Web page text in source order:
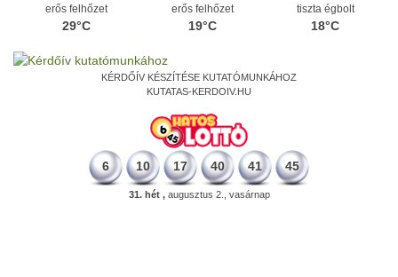
erős felhőzet
29°C
erős felhőzet
19°C
tiszta égbolt
18°C
KÉRDŐÍV KÉSZÍTÉSE KUTATÓMUNKÁHOZ
KUTATAS-KERDOIV.HU
6 10 17 40 41 45
31. hét ,augusztus 2., vasárnap